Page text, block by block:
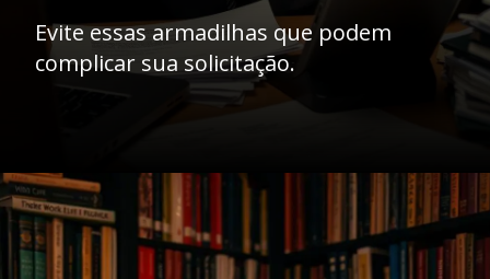
Evite essas armadilhas que podem
complicar sua solicitação.
Opening https://ademilsoncs.adv.br/